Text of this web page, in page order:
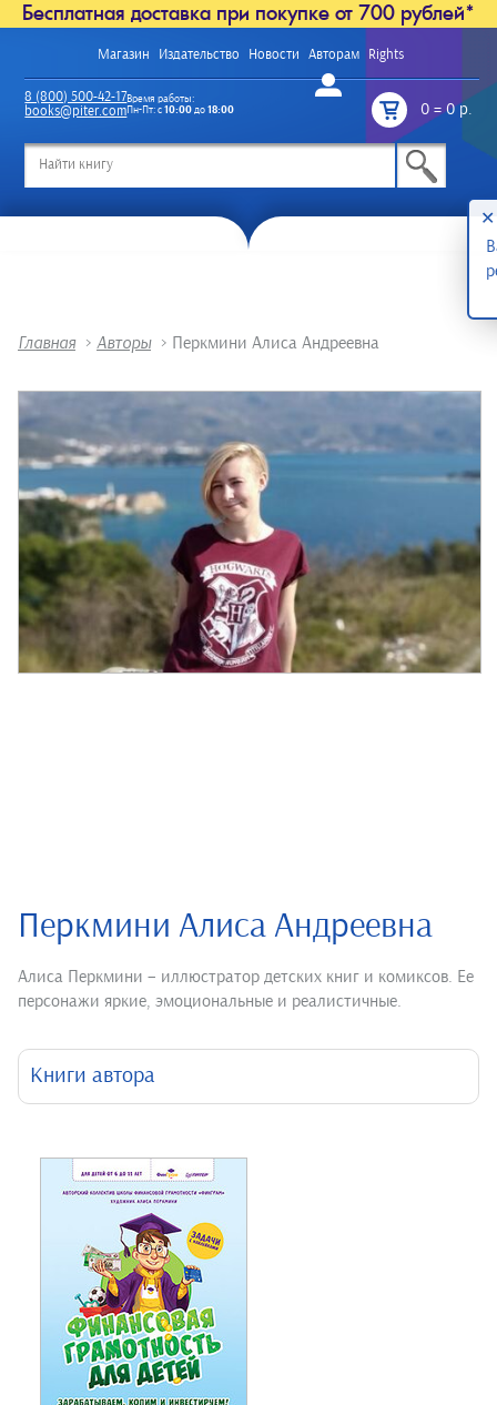
Бесплатная доставка при покупке от 700 рублей*
Магазин Издательство Новости Авторам Rights
Войти
0=0 р.
8 (800) 500-42-17
books@piter.com
Время работы:
Пн-Пт: с10:00до18:00
Главная > Авторы > Перкмини Алиса Андреевна
Перкмини Алиса Андреевна
Алиса Перкмини – иллюстратор детских книг и комиксов. Ее
персонажи яркие, эмоциональные и реалистичные.
Книги автора
✕